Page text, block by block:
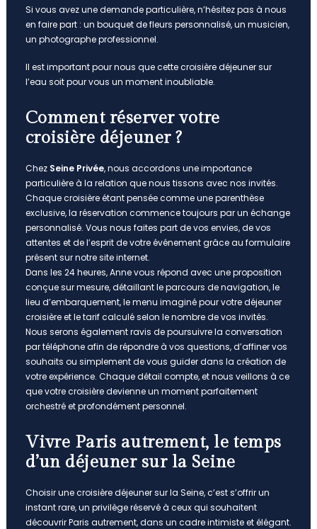
Si vous avez une demande particulière, n’hésitez pas à nous
en faire part : un bouquet de fleurs personnalisé, un musicien,
un photographe professionnel.
Il est important pour nous que cette croisière déjeuner sur
l’eau soit pour vous un moment inoubliable.
Comment réserver votre
croisière déjeuner ?
Chez Seine Privée, nous accordons une importance
particulière à la relation que nous tissons avec nos invités.
Chaque croisière étant pensée comme une parenthèse
exclusive, la réservation commence toujours par un échange
personnalisé. Vous nous faites part de vos envies, de vos
attentes et de l’esprit de votre événement grâce au formulaire
présent sur notre site internet.
Dans les 24 heures, Anne vous répond avec une proposition
conçue sur mesure, détaillant le parcours de navigation, le
lieu d’embarquement, le menu imaginé pour votre déjeuner
croisière et le tarif calculé selon le nombre de vos invités.
Nous serons également ravis de poursuivre la conversation
par téléphone afin de répondre à vos questions, d’affiner vos
souhaits ou simplement de vous guider dans la création de
votre expérience. Chaque détail compte, et nous veillons à ce
que votre croisière devienne un moment parfaitement
orchestré et profondément personnel.
Vivre Paris autrement, le temps
d’un déjeuner sur la Seine
Choisir une croisière déjeuner sur la Seine, c’est s’offrir un
instant rare, un privilège réservé à ceux qui souhaitent
découvrir Paris autrement, dans un cadre intimiste et élégant.